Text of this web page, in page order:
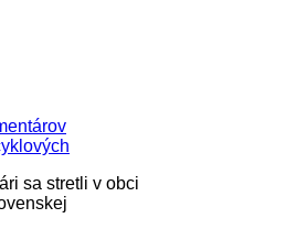
sa stretli v obci